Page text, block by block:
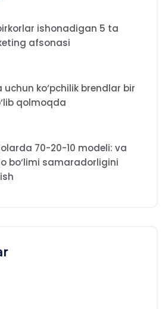
ishonadigan 5 ta
afsonasi
uchun ko‘pchilik brendlar bir
qolmoqda
70-20-10 modeli: va
bo‘limi samaradorligini